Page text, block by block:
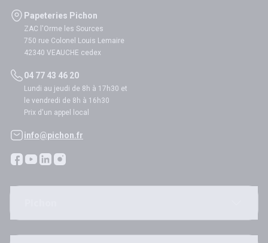
Papeteries Pichon
ZAC l'Orme les Sources
750 rue Colonel Louis Lemaire
42340 VEAUCHE cedex
04 77 43 46 20
Lundi au jeudi de 8h à 17h30 et
le vendredi de 8h à 16h30
Prix d'un appel local
info@pichon.fr